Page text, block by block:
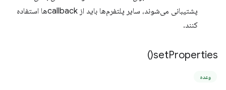
پشتیبانی می‌شوند، سایر پلتفرم‌ها باید از callbackها استفاده
کنند.
setProperties(
)
وعده